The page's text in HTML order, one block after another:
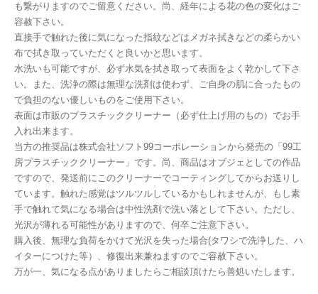
も繋がりますのでご留意ください。尚、経年による花の色の変化はご
容赦下さい。
直接手で触れた後に気になった指紋などはメガネ拭きなどの柔らかい
布で拭き取っていただくと良いかと思います。
水洗いも可能ですが、必ず水気を拭き取って表面をよく乾かして下さ
い。また、洗浄の際は無理な洗剤は使わず、ご自身の肌に合ったもの
で負担のない優しいものをご使用下さい。
表面は市販のプラスチッククリーナー（必ず仕上げ用のもの）でお手
入れ出来ます。
当方の推奨品は株式会社ソフト99コーポレーションから発売の「99工
房プラスチッククリーナー」です。尚、商品はオブジェとしての作品
ですので、発送前にこのクリーナーでコーティングしてからお送りし
ています。触れた感覚はツルツルしているかもしれませんが、もし素
手で触れて気になる場合は中性洗剤で洗い落として下さい。ただし、
光沢が薄れる可能性がありますので、何卒ご注意下さい。
購入後、無理な負荷をかけて光沢を失った場合(タワシで洗浄した、ハ
イターにつけた等）、修復出来兼ねますのでご容赦下さい。
万が一、気になる点がありましたらご相談頂けたら善処いたします。